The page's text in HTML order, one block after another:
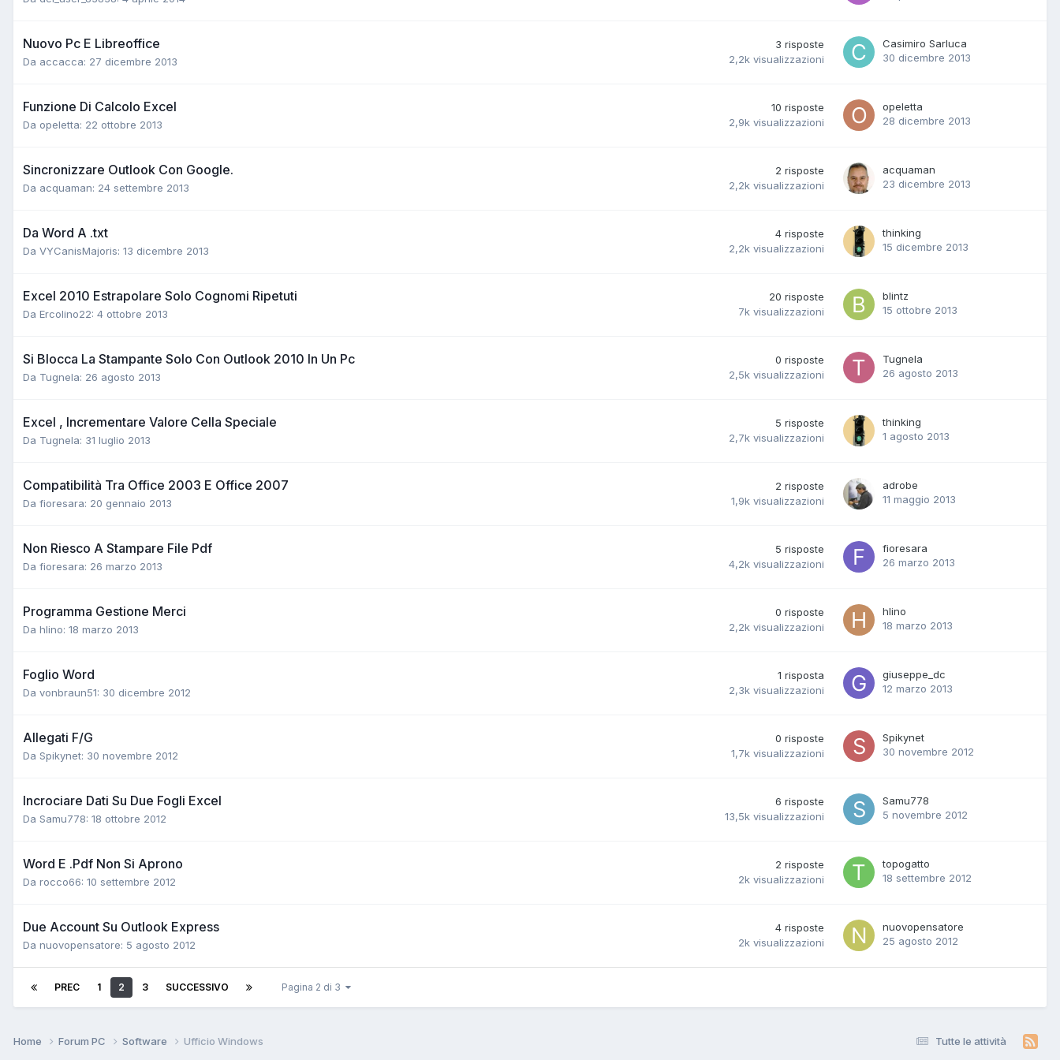
Nuovo Pc E Libreoffice
Da accacca: 27 dicembre 2013
3 risposte
2,2k visualizzazioni
Casimiro Sarluca
30 dicembre 2013
Funzione Di Calcolo Excel
Da opeletta: 22 ottobre 2013
10 risposte
2,9k visualizzazioni
opeletta
28 dicembre 2013
Sincronizzare Outlook Con Google.
Da acquaman: 24 settembre 2013
2 risposte
2,2k visualizzazioni
acquaman
23 dicembre 2013
Da Word A .txt
Da VYCanisMajoris: 13 dicembre 2013
4 risposte
2,2k visualizzazioni
thinking
15 dicembre 2013
Excel 2010 Estrapolare Solo Cognomi Ripetuti
Da Ercolino22: 4 ottobre 2013
20 risposte
7k visualizzazioni
blintz
15 ottobre 2013
Si Blocca La Stampante Solo Con Outlook 2010 In Un Pc
Da Tugnela: 26 agosto 2013
0 risposte
2,5k visualizzazioni
Tugnela
26 agosto 2013
Excel , Incrementare Valore Cella Speciale
Da Tugnela: 31 luglio 2013
5 risposte
2,7k visualizzazioni
thinking
1 agosto 2013
Compatibilità Tra Office 2003 E Office 2007
Da fioresara: 20 gennaio 2013
2 risposte
1,9k visualizzazioni
adrobe
11 maggio 2013
Non Riesco A Stampare File Pdf
Da fioresara: 26 marzo 2013
5 risposte
4,2k visualizzazioni
fioresara
26 marzo 2013
Programma Gestione Merci
Da hlino: 18 marzo 2013
0 risposte
2,2k visualizzazioni
hlino
18 marzo 2013
Foglio Word
Da vonbraun51: 30 dicembre 2012
1 risposta
2,3k visualizzazioni
giuseppe_dc
12 marzo 2013
Allegati F/G
Da Spikynet: 30 novembre 2012
0 risposte
1,7k visualizzazioni
Spikynet
30 novembre 2012
Incrociare Dati Su Due Fogli Excel
Da Samu778: 18 ottobre 2012
6 risposte
13,5k visualizzazioni
Samu778
5 novembre 2012
Word E .Pdf Non Si Aprono
Da rocco66: 10 settembre 2012
2 risposte
2k visualizzazioni
topogatto
18 settembre 2012
Due Account Su Outlook Express
Da nuovopensatore: 5 agosto 2012
4 risposte
2k visualizzazioni
nuovopensatore
25 agosto 2012
PREC 1 2 3 SUCCESSIVO Pagina 2 di 3
Tutte le attività
Home Forum PC Software Ufficio Windows